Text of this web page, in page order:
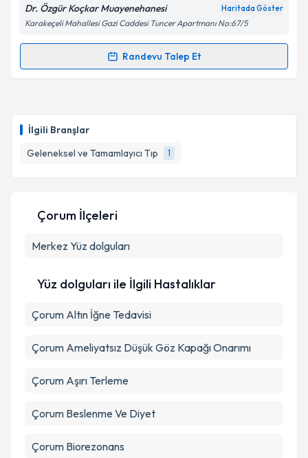
İlgili Branşlar
Geleneksel ve Tamamlayıcı Tıp
1
Dr. Özgür Koçkar Muayenehanesi Haritada Göster
Karakeçeli Mahallesi Gazi Caddesi Tuncer Apartmanı No:67/5
Randevu Talep Et
Randevu Takvimi Talebi
takvim hazırlandığında e-posta ile bilgilendireceğiz.
Metni'ni okudum ve kişisel verilerimin belirtilen
Çorum İlçeleri
Merkez Yüz dolguları
Yüz dolguları ile İlgili Hastalıklar
Çorum Altın İğne Tedavisi
Çorum Ameliyatsız Düşük Göz Kapağı Onarımı
Çorum Aşırı Terleme
Çorum Beslenme Ve Diyet
Çorum Biorezonans